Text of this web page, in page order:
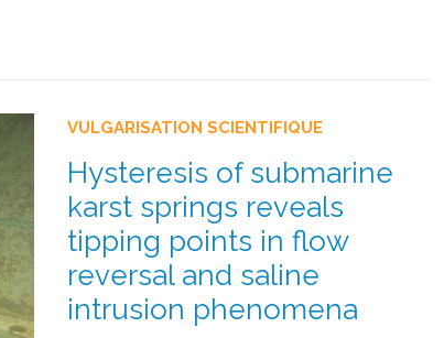
VULGARISATION SCIENTIFIQUE
Hysteresis of submarine
karst springs reveals
tipping points in flow
reversal and saline
intrusion phenomena